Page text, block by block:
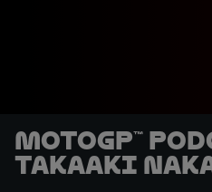
MotoGP™
Takaaki